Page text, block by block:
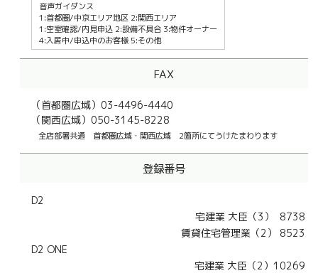
音声ガイダンス
1:首都圏/中京エリア地区 2:関西エリア
1:空室確認/内見申込 2:設備不具合 3:物件オーナー
4:入居中/申込中のお客様 5:その他
FAX
（首都圏広域）03-4496-4440
（関西広域）050-3145-8228
全店部署共通 首都圏広域・関西広域 2箇所にてうけたまわります
登録番号
D2
宅建業 大臣（3） 8738
賃貸住宅管理業（2） 8523
D2 ONE
宅建業 大臣（2）10269